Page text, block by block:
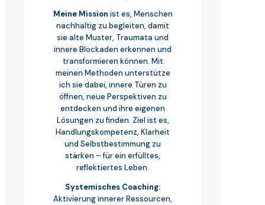
Meine Mission ist es, Menschen
nachhaltig zu begleiten, damit
sie alte Muster, Traumata und
innere Blockaden erkennen und
transformieren können. Mit
meinen Methoden unterstütze
ich sie dabei, innere Türen zu
öffnen, neue Perspektiven zu
entdecken und ihre eigenen
Lösungen zu finden. Ziel ist es,
Handlungskompetenz, Klarheit
und Selbstbestimmung zu
stärken – für ein erfülltes,
reflektiertes Leben.
Systemisches Coaching:
Aktivierung innerer Ressourcen,